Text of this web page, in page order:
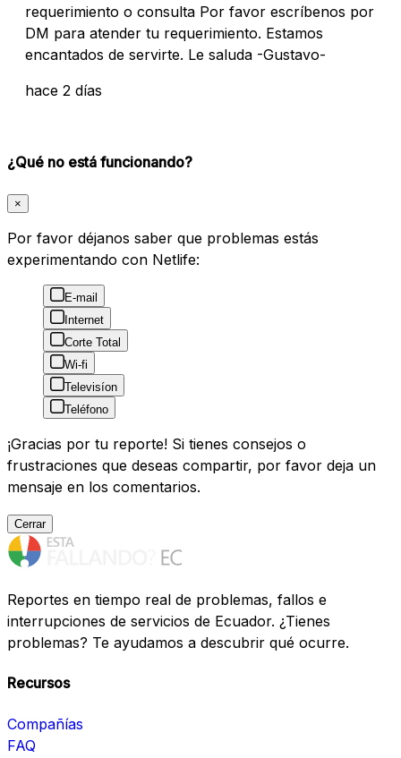
requerimiento o consulta Por favor escríbenos por
DM para atender tu requerimiento. Estamos
encantados de servirte. Le saluda -Gustavo-
hace 2 días
¿Qué no está funcionando?
×
Por favor déjanos saber que problemas estás
experimentando con Netlife:
E-mail
Internet
Corte Total
Wi-fi
Televisíon
Teléfono
¡Gracias por tu reporte! Si tienes consejos o
frustraciones que deseas compartir, por favor deja un
mensaje en los comentarios.
Cerrar
Reportes en tiempo real de problemas, fallos e
interrupciones de servicios de Ecuador. ¿Tienes
problemas? Te ayudamos a descubrir qué ocurre.
Recursos
Compañías
FAQ